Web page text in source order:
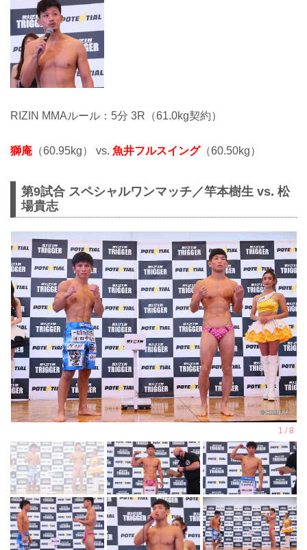
RIZIN MMAルール：5分 3R（61.0kg契約）
獅庵 （60.95kg） vs. 魚井フルスイング（60.50kg）
第9試合 スペシャルワンマッチ／竿本樹生 vs. 松
場貴志